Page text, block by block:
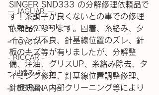
ー JAGUAR ー
ー axe yamazaki ー
− TOYOTA −
- RICCAR -
− 足踏みミシン −
― BERNINA ―
SINGER SND333 の分解修理依頼品で
す！糸調子が良くないとの事での修理
依頼品になります。固着、糸絡み、タ
イミング不良、針基線位置のズレ、針
板のキズ等が有りましたが、分解整
備、注油、グリスUP、糸絡み除去、タ
イミング修理、針基線位置調整修理、
針板研磨、内部クリーニング等により